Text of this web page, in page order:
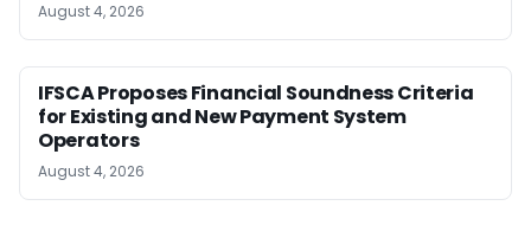
August 4, 2026
IFSCA Proposes Financial Soundness Criteria
for Existing and New Payment System
Operators
August 4, 2026